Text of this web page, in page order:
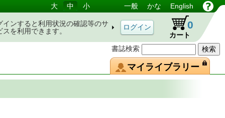
書誌検索
大 中 小 一般 かな English
インすると利用状況の確認等のサ
スを利用できます。
カート
0
マイライブラリー